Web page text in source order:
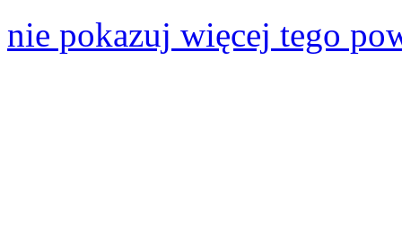
nie pokazuj więcej tego